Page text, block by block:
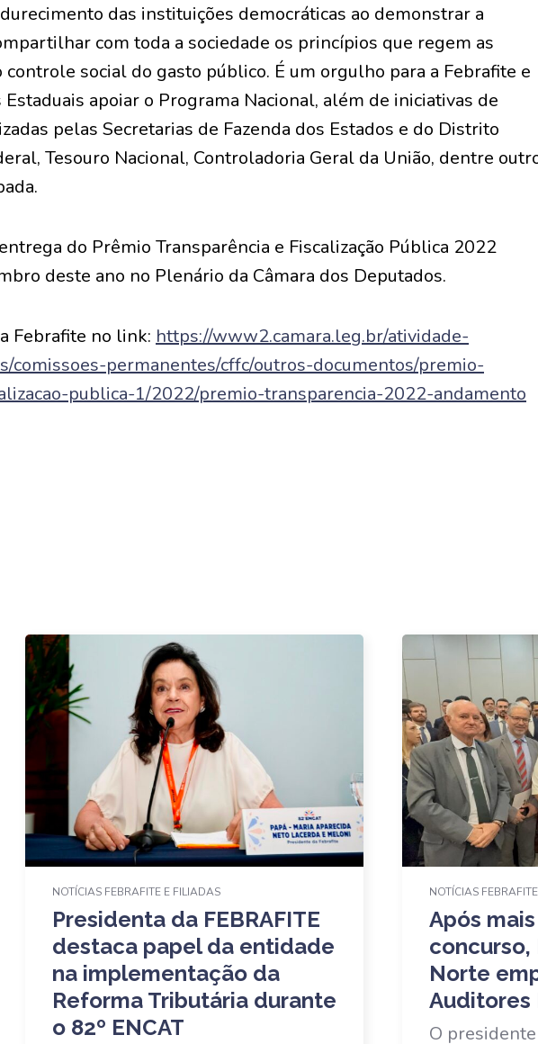
das instituições democráticas ao demonstrar a
com toda a sociedade os princípios que regem as
controle social do gasto público. É um orgulho para a Febrafite e
Estaduais apoiar o Programa Nacional, além de iniciativas de
pelas Secretarias de Fazenda dos Estados e do Distrito
Tesouro Nacional, Controladoria Geral da União, dentre
do Prêmio Transparência e Fiscalização Pública 2022
deste ano no Plenário da Câmara dos Deputados.
Febrafite no link: https://www2.camara.leg.br/atividade-
comissoes-permanentes/cffc/outros-documentos/premio-
publica-1/2022/premio-transparencia-2022-andamento
NOTÍCIAS FEBRAFITE E FILIADAS
Presidenta da FEBRAFITE
destaca papel da entidade
na implementação da
Reforma Tributária durante
o 82º ENCAT
NOTÍCIAS
Após
concurso,
Norte
Auditores
O